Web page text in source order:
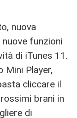
nuova
funzioni
di iTunes 11.
Mini Player,
cliccare il
brani in
di